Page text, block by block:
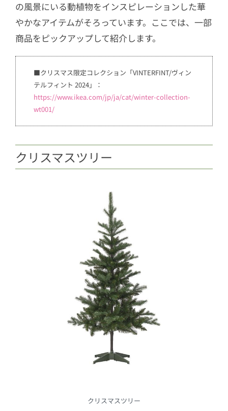
の風景にいる動植物をインスピレーションした華
やかなアイテムがそろっています。ここでは、一部
商品をピックアップして紹介します。
■クリスマス限定コレクション「VINTERFINT/ヴィン
テルフィント 2024」：
https://www.ikea.com/jp/ja/cat/winter-collection-
wt001/
クリスマスツリー
クリスマスツリー